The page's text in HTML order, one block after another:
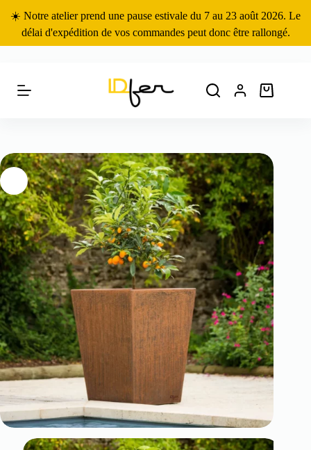
contenu
☀️ Notre atelier prend une pause estivale du 7 au 23 août 2026. Le
délai d'expédition de vos commandes peut donc être rallongé.
Panier
d’achat